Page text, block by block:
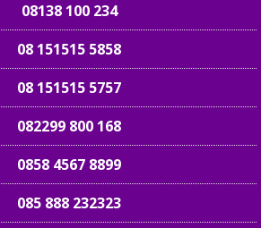
08138 100 234
08 151515 5858
08 151515 5757
082299 800 168
0858 4567 8899
085 888 232323